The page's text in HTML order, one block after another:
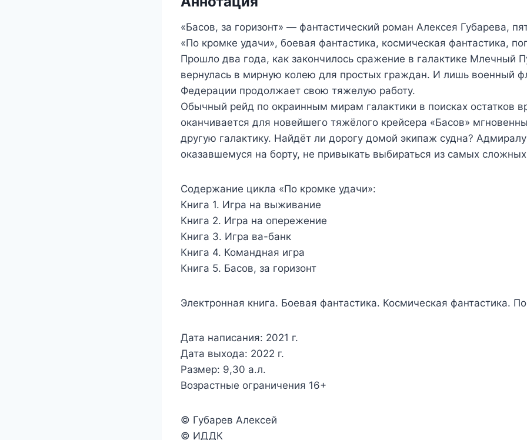
«Басов, за горизонт» — фантастический роман Алексея Губарева,
«По кромке удачи», боевая фантастика, космическая фантастика,
Прошло два года, как закончилось сражение в галактике Млечный
вернулась в мирную колею для простых граждан. И лишь военный
Федерации продолжает свою тяжелую работу.
Обычный рейд по окраинным мирам галактики в поисках остатков
оканчивается для новейшего тяжёлого крейсера «Басов»
другую галактику. Найдёт ли дорогу домой экипаж судна?
оказавшемуся на борту, не привыкать выбираться из самых
Содержание цикла «По кромке удачи»:
Книга 1. Игра на выживание
Книга 2. Игра на опережение
Книга 3. Игра ва-банк
Книга 4. Командная игра
Книга 5. Басов, за горизонт
Электронная книга. Боевая фантастика. Космическая фантастика.
Дата написания: 2021 г.
Дата выхода: 2022 г.
Размер: 9,30 а.л.
Возрастные ограничения 16+
© Губарев Алексей
© ИДДК